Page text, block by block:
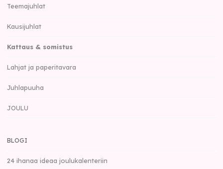
Teemajuhlat
Kausijuhlat
Kattaus & somistus
Lahjat ja paperitavara
Juhlapuuha
JOULU
BLOGI
24 ihanaa ideaa joulukalenteriin